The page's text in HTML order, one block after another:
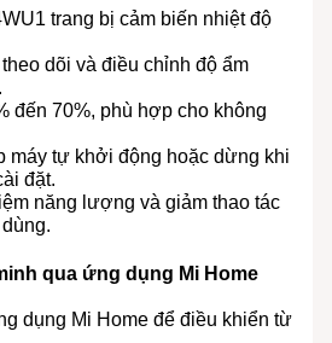
trang bị cảm biến nhiệt độ
dõi và điều chỉnh độ ẩm
đến 70%, phù hợp cho không
máy tự khởi động hoặc dừng khi
đặt.
năng lượng và giảm thao tác
qua ứng dụng Mi Home
dụng Mi Home để điều khiển từ